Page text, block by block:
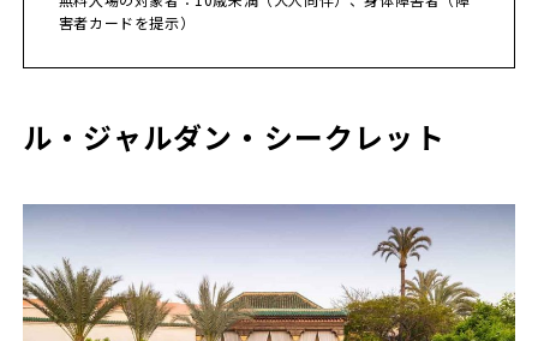
害者カードを提示）
ル・ジャルダン・シークレット